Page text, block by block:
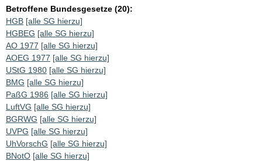
Betroffene Bundesgesetze (20):
HGB [alle SG hierzu]
HGBEG [alle SG hierzu]
AO 1977 [alle SG hierzu]
AOEG 1977 [alle SG hierzu]
UStG 1980 [alle SG hierzu]
BMG [alle SG hierzu]
PaßG 1986 [alle SG hierzu]
LuftVG [alle SG hierzu]
BGRWG [alle SG hierzu]
UVPG [alle SG hierzu]
UhVorschG [alle SG hierzu]
BNotO [alle SG hierzu]